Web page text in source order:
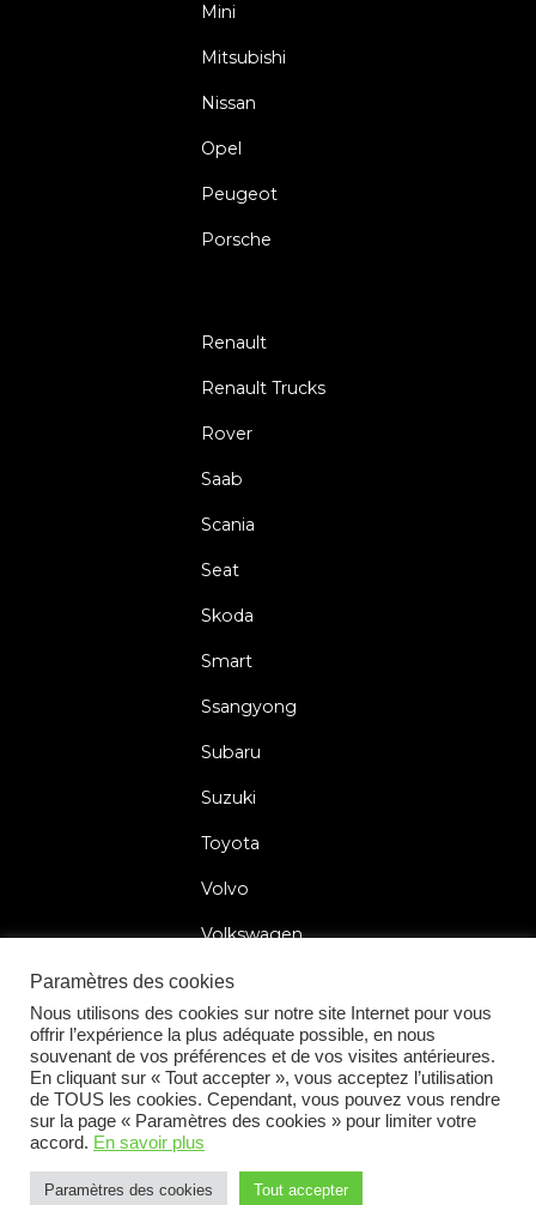
Mini
Mitsubishi
Nissan
Opel
Peugeot
Porsche
Renault
Renault Trucks
Rover
Saab
Scania
Seat
Skoda
Smart
Ssangyong
Subaru
Suzuki
Toyota
Volvo
Volkswagen
2026 © Car Lock Systems
Conditions Générales Politique de Confidentialité
Paramètres des cookies
Nous utilisons des cookies sur notre site Internet pour vous
offrir l’expérience la plus adéquate possible, en nous
souvenant de vos préférences et de vos visites antérieures.
En cliquant sur « Tout accepter », vous acceptez l’utilisation
de TOUS les cookies. Cependant, vous pouvez vous rendre
sur la page « Paramètres des cookies » pour limiter votre
accord. En savoir plus
Paramètres des cookies Tout accepter